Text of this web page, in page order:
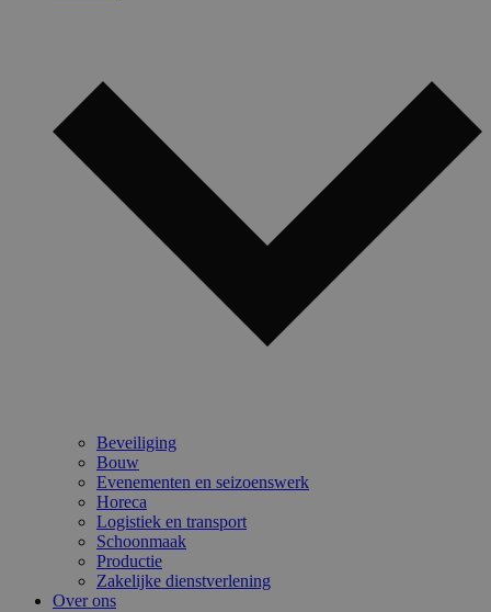
Beveiliging
Bouw
Evenementen en seizoenswerk
Horeca
Logistiek en transport
Schoonmaak
Productie
Zakelijke dienstverlening
Over ons